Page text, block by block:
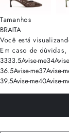
Tamanhos
BRAITA
Você está
Em caso de dúvidas,
3333.5Avise-me34
36.5Avise-me37Avise-
39.5Avise-me40Avise-